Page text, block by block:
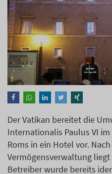
Der Vatikan bereitet die
Internationalis Paulus VI
Roms in ein Hotel vor.
Vermögensverwaltung
Betreiber wurde bereits